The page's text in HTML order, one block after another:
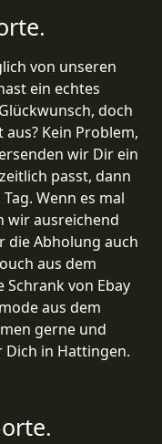
von unseren
ein echtes
doch
Kein Problem,
wir Dir ein
passt, dann
Wenn es mal
wir ausreichend
die Abholung auch
aus dem
von Ebay
aus dem
gerne und
in Hattingen.